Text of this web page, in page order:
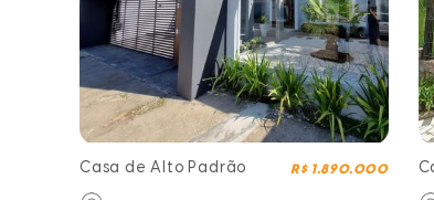
Casa de Alto Padrão R$ 1.890.000